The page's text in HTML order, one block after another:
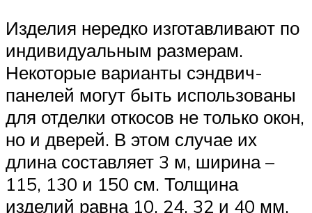
Изделия нередко изготавливают по
индивидуальным размерам.
Некоторые варианты сэндвич-
панелей могут быть использованы
для отделки откосов не только окон,
но и дверей. В этом случае их
длина составляет 3 м, ширина –
115, 130 и 150 см. Толщина
изделий равна 10, 24, 32 и 40 мм.